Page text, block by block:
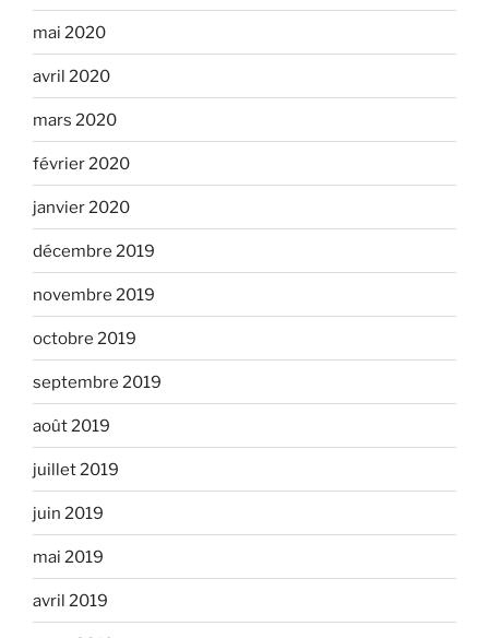
mai 2020
avril 2020
mars 2020
février 2020
janvier 2020
décembre 2019
novembre 2019
octobre 2019
septembre 2019
août 2019
juillet 2019
juin 2019
mai 2019
avril 2019